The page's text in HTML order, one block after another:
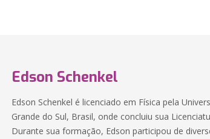
Edson Schenkel
Edson Schenkel é licenciado em Física pela
Grande do Sul, Brasil, onde concluiu sua
Durante sua formação, Edson participou de